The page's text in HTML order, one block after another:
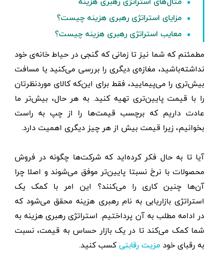
مزایای استراتژی رهبری هزینه چیست؟
معایب استراتژی رهبری هزینه چیست؟
مطمئنم که شما نیز تا زمانی که گنجی در حیاط خانه‌‌ی خود
نداشته‌باشید، مغازه‌‌ی دیگری را بررسی می‌کنید یا مسافت
بیش‌تری را می‌پیمایید، فقط برای این‌که کالای موردنظرتان
را با قیمت پایین‌تری تهیه کنید. به هر حال، بیش‌تر ما
عادت داریم که برچسب قیمت‌ها را از چپ به راست
بخوانیم، زیرا قیمت بیش از هر چیز دیگری اهمیت دارد.
آیا تا به حال فکر کرده‌اید که شرکت‌ها چگونه در فروش
محصولات با نرخ نسبتا پایین‌تر موفق می‌شوند و اصلا چرا
آن‌ها چنین کاری را می‌کنند؟ این امر با کمک یک
استراتژی بازاریابی به نام رهبری هزینه محقق می‌شود که
در ادامه مطلب به آن پرداختیم. استراتژی رهبری هزینه به
شما کمک می‌کند تا در یک بازار حساس به قیمت، نسبت
به رقبای خود مزیت رقابتی کسب کنید.